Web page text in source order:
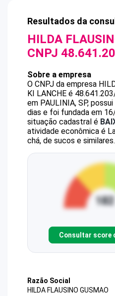
Resultados da
HILDA
CNPJ
Sobre a empresa
O CNPJ da empresa
KI LANCHE é
em PAULINIA, SP,
dias e foi fundada em
situação cadastral é
atividade econômica é
chá, de sucos e similares.
Consultar score
Razão Social
HILDA FLAUSINO GUSMAO